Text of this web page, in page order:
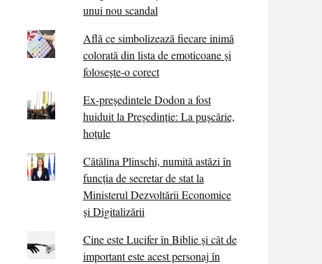
unui nou scandal
Află ce simbolizează fiecare inimă
colorată din lista de emoticoane și
folosește-o corect
Ex-președintele Dodon a fost
huiduit la Președinție: La pușcărie,
hoțule
Cătălina Plinschi, numită astăzi în
funcția de secretar de stat la
Ministerul Dezvoltării Economice
și Digitalizării
Cine este Lucifer în Biblie și cât de
important este acest personaj în